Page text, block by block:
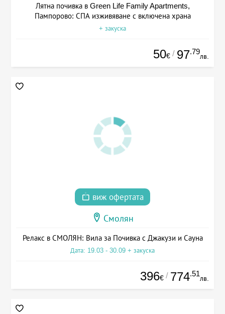
Лятна почивка в Green Life Family Apartments,
Пампорово: СПА изживяване с включена храна
+ закуска
50€ / 97.79
лв.
виж офертата
Смолян
Релакс в СМОЛЯН: Вила за Почивка с Джакузи и Сауна
Дата: 19.03 - 30.09 + закуска
396€ / 774.51
лв.